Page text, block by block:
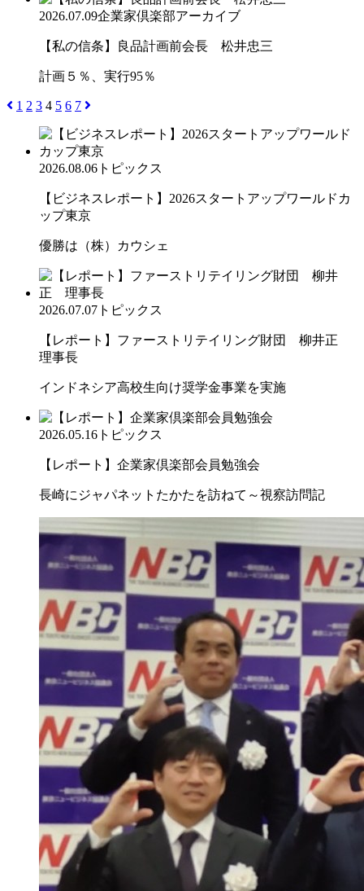
2026.07.09企業家倶楽部アーカイブ
【私の信条】良品計画前会長 松井忠三
計画５％、実行95％
1 2 3 4 5 6 7
2026.08.06 トピックス
【ビジネスレポート】2026スタートアップワールドカ
ップ東京
優勝は（株）カウシェ
2026.07.07 トピックス
【レポート】ファーストリテイリング財団 柳井正
理事長
インドネシア高校生向け奨学金事業を実施
2026.05.16 トピックス
【レポート】企業家倶楽部会員勉強会
長崎にジャパネットたかたを訪ねて～視察訪問記